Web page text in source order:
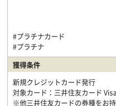
#プラチナカード
#プラチナ
獲得条件
新規クレジットカード発行
対象カード：三井住友カード
※他三井住友カードの券種をお